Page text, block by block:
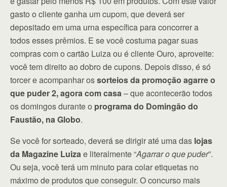
gasto o cliente ganha um cupom, que deverá ser
depositado em uma urna específica para concorrer a
todos esses prêmios. E se você costuma pagar suas
compras com o cartão Luiza ou é cliente Ouro, aproveite:
você tem direito ao dobro de cupons. Depois disso, é só
torcer e acompanhar ossorteios da promoção agarre o
que puder 2, agora com casa– que acontecerão todos
os domingos durante o programa do Domingão do
Faustão, na Globo.
Se você for sorteado, deverá se dirigir até uma das lojas
da Magazine Luizae literalmente “Agarrar o que puder”.
Ou seja, você terá um minuto para colar etiquetas no
máximo de produtos que conseguir. O concurso mais